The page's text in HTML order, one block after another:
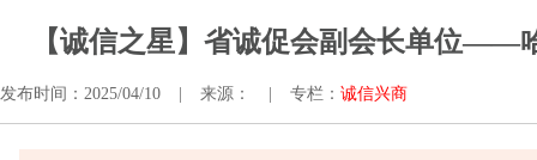
【诚信之星】省诚促会副会长单位——
发布时间：2025/04/10 来源： 专栏： 诚信兴商